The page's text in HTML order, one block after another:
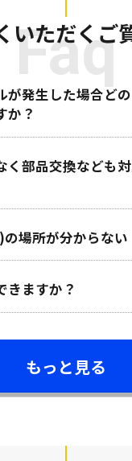
Faq
いただくご
が発生した場合ど
か？
く部品交換なども
場所が分からない
きますか？
もっと見る